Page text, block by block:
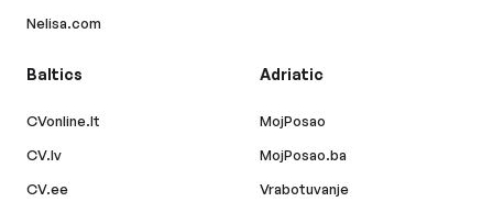
Nelisa.com
Baltics
CVonline.lt
CV.lv
CV.ee
Adriatic
MojPosao
MojPosao.ba
Vrabotuvanje